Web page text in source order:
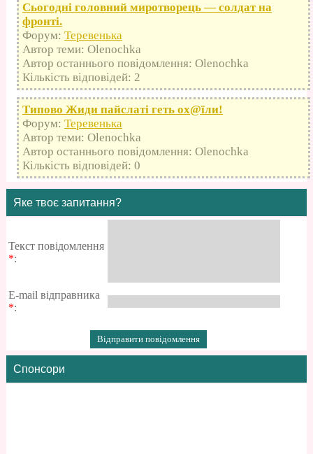
Сьогодні головний миротворець — солдат на
фронті.
Форум: Теревенька
Автор теми: Olenochka
Автор останнього повідомлення: Olenochka
Кількість відповідей: 2
Типово Жиди пайслаті геть оx@їли!
Форум: Теревенька
Автор теми: Olenochka
Автор останнього повідомлення: Olenochka
Кількість відповідей: 0
Яке твоє запитання?
Текст повідомлення
*:
E-mail відправника
*:
Спонсори